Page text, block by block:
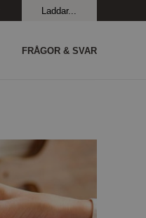
Laddar...
FRÅGOR & SVAR